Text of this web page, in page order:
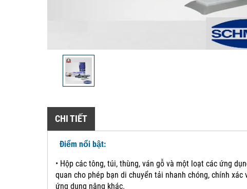
CHI TIẾT
Điểm nổi bật:
• Hộp các tông, túi, thùng, ván gỗ và một loạt các ứng
quan cho phép bạn di chuyển tải nhanh chóng, chính xác
ứng dụng nâng khác.